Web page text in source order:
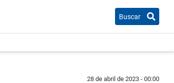
Buscar
28 de abril de 2023 - 00:00